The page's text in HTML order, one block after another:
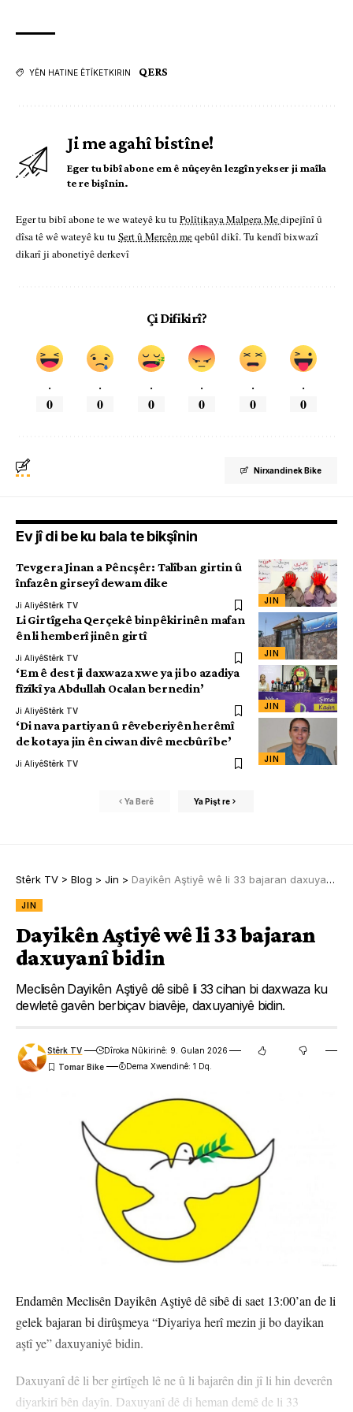
YÊN HATINE ÊTÎKETKIRIN QERS
Ji me agahî bistîne!
Eger tu bibî abone em ê nûçeyên lezgîn yekser ji maîla
te re bişînin.
Eger tu bibî abone te we wateyê ku tu Polîtikaya Malpera Medipejînî û
dîsa tê wê wateyê ku tu Şert û Mercên meqebûl dikî. Tu kendî bixwazî
dikarî ji abonetiyê derkevî
Çi Difikirî?
.
0
.
0
.
0
.
0
.
0
.
0
Nirxandinek Bike
Ev jî di be ku bala te bikşînin
JIN
Tevgera Jinan a Pêncşêr: Talîban girtin û
înfazên girseyî dewam dike
Ji AliyêStêrk TV
JIN
Li Girtîgeha Qerçekê binpêkirinên mafan
ên li hemberî jinên girtî
Ji AliyêStêrk TV
JIN
‘Em ê dest ji daxwaza xwe ya ji bo azadiya
fîzîkî ya Abdullah Ocalan bernedin’
Ji AliyêStêrk TV
JIN
‘Di nava partiyan û rêveberiyên herêmî
de kotaya jin ên ciwan divê mecbûrî be’
Ji AliyêStêrk TV
Ya Berê Ya Pişt re
Stêrk TV > Blog > Jin > Dayikên Aştiyê wê li 33 bajaran daxuyanî bidin
JIN
Dayikên Aştiyê wê li 33 bajaran
daxuyanî bidin
Meclisên Dayikên Aştiyê dê sibê li 33 cihan bi daxwaza ku
dewletê gavên berbiçav biavêje, daxuyaniyê bidin.
Stêrk TV
Dîroka Nûkirinê: 9. Gulan 2026
Dema Xwendinê: 1 Dq.
Endamên Meclisên Dayikên Aştiyê dê sibê di saet 13:00’an de li
gelek bajaran bi dirûşmeya “Diyariya herî mezin ji bo dayikan
aştî ye” daxuyaniyê bidin.
Daxuyanî dê li ber girtîgeh lê ne û li bajarên din jî li hin deverên
diyarkirî bên dayîn. Daxuyanî dê di heman demê de li 33